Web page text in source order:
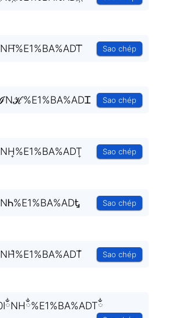
Sao chép
Sao chép
Sao chép
Sao chép
Sao chép